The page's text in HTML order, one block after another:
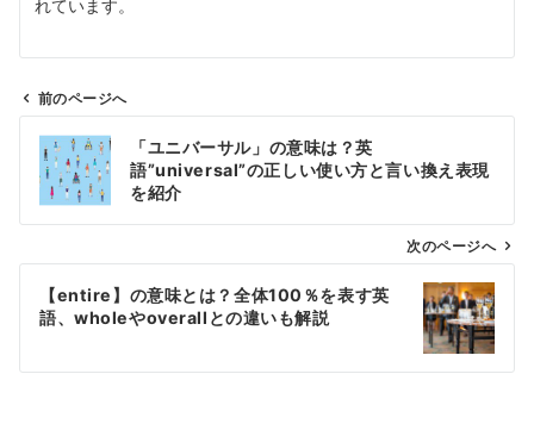
れています。
ビ
ン
前のページへ
「ユニバーサル」の意味は？英
語”universal”の正しい使い方と言い換え表現
を紹介
次のページへ
【entire】の意味とは？全体100％を表す英
語、wholeやoverallとの違いも解説